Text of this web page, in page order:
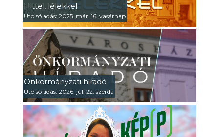
Hittel, lélekkel
Utolsó adás: 2025. már. 16. vasárnap
Önkormányzati híradó
Utolsó adás: 2026. júl. 22. szerda